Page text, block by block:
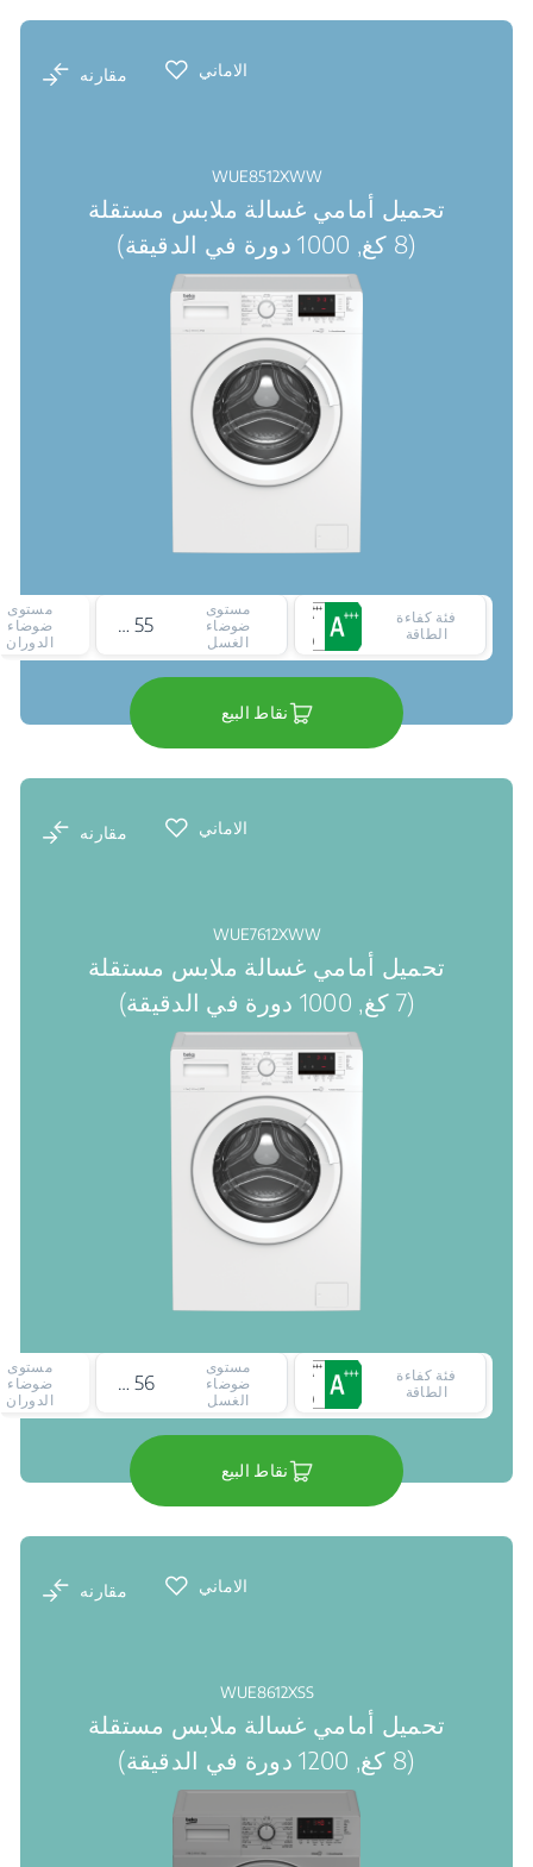
الاماني مقارنه
WUE8512XWW
تحميل أمامي غسالة ملابس مستقلة
(8 كغ, 1000 دورة في الدقيقة)
فئة كفاءة
الطاقة
مستوى
ضوضاء
الغسل
55 ديسيبل
مستوى
ضوضاء
الدوران
نقاط البيع
الاماني مقارنه
WUE7612XWW
تحميل أمامي غسالة ملابس مستقلة
(7 كغ, 1000 دورة في الدقيقة)
فئة كفاءة
الطاقة
مستوى
ضوضاء
الغسل
56 ديسيبل
مستوى
ضوضاء
الدوران
نقاط البيع
الاماني مقارنه
WUE8612XSS
تحميل أمامي غسالة ملابس مستقلة
(8 كغ, 1200 دورة في الدقيقة)